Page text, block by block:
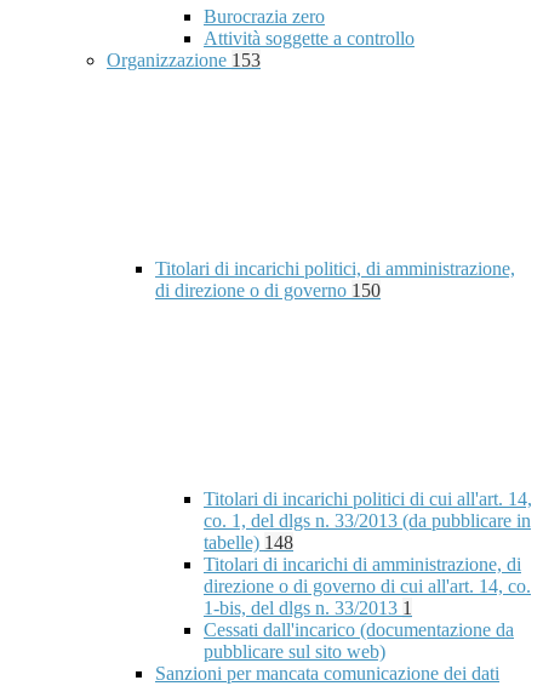
Burocrazia zero
Attività soggette a controllo
Organizzazione 153
Titolari di incarichi politici, di amministrazione,
di direzione o di governo 150
Titolari di incarichi politici di cui all'art. 14,
co. 1, del dlgs n. 33/2013 (da pubblicare in
tabelle) 148
Titolari di incarichi di amministrazione, di
direzione o di governo di cui all'art. 14, co.
1-bis, del dlgs n. 33/2013 1
Cessati dall'incarico (documentazione da
pubblicare sul sito web)
Sanzioni per mancata comunicazione dei dati